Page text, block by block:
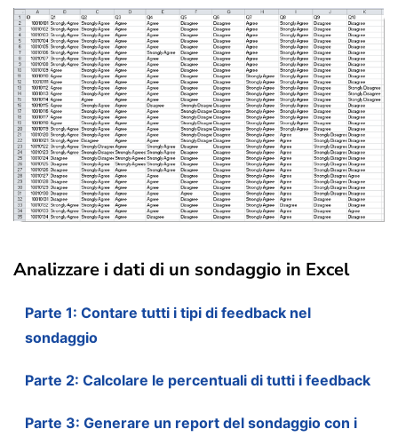
Analizzare i dati di un sondaggio in Excel
Parte 1: Contare tutti i tipi di feedback nel
sondaggio
Parte 2: Calcolare le percentuali di tutti i feedback
Parte 3: Generare un report del sondaggio con i